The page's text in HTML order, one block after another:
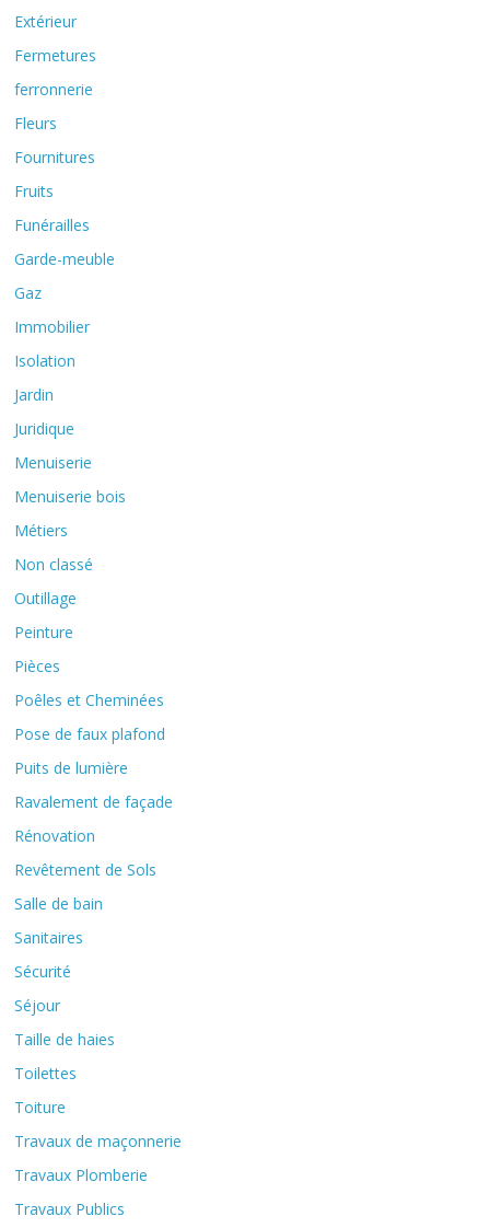
Extérieur
Fermetures
ferronnerie
Fleurs
Fournitures
Fruits
Funérailles
Garde-meuble
Gaz
Immobilier
Isolation
Jardin
Juridique
Menuiserie
Menuiserie bois
Métiers
Non classé
Outillage
Peinture
Pièces
Poêles et Cheminées
Pose de faux plafond
Puits de lumière
Ravalement de façade
Rénovation
Revêtement de Sols
Salle de bain
Sanitaires
Sécurité
Séjour
Taille de haies
Toilettes
Toiture
Travaux de maçonnerie
Travaux Plomberie
Travaux Publics